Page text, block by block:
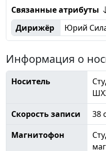
Связанные атрибуты
Дирижёр
Юрий
Информация о
Носитель
Скорость записи
38
Магнитофон